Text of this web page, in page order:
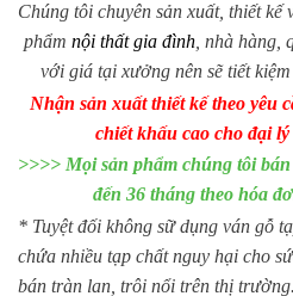
Chúng tôi chuyên sản xuất, thiết
phẩm nội thất gia đình, nhà hàng,
với giá tại xưởng nên sẽ tiết
Nhận sản xuất thiết kế theo yêu
chiết khấu cao cho đại
>>>> Mọi sản phẩm chúng tôi
đến 36 tháng theo hóa
* Tuyệt đối không sữ dụng ván gỗ
chứa nhiều tạp chất nguy hại cho
bán tràn lan, trôi nổi trên thị trường.